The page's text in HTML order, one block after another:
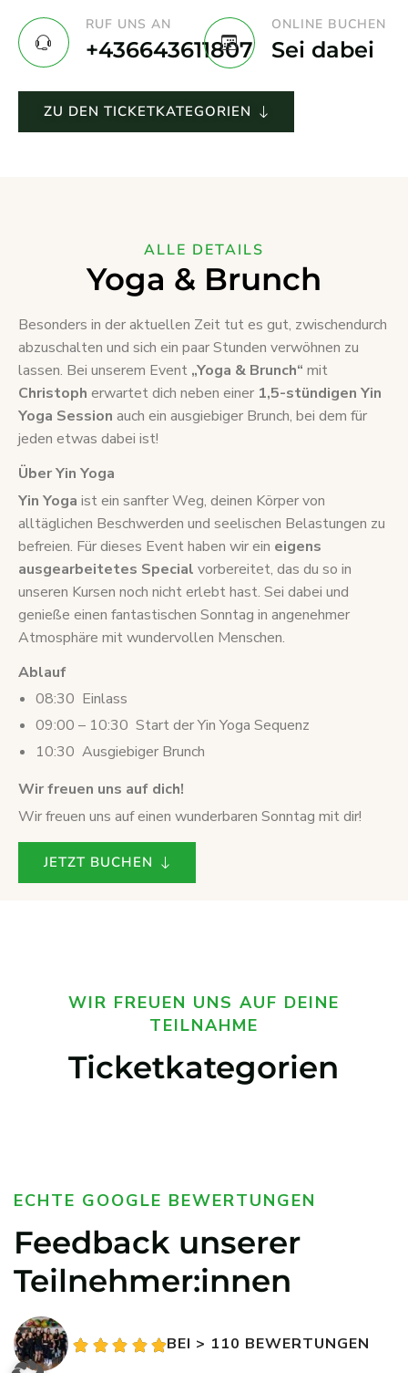
RUF UNS AN
+436643611807
ONLINE BUCHEN
Sei dabei
ZU DEN TICKETKATEGORIEN
ALLE DETAILS
Yoga & Brunch
Besonders in der aktuellen Zeit tut es gut, zwischendurch
abzuschalten und sich ein paar Stunden verwöhnen zu
lassen. Bei unserem Event „Yoga & Brunch“ mit
Christoph erwartet dich neben einer 1,5-stündigen Yin
Yoga Session auch ein ausgiebiger Brunch, bei dem für
jeden etwas dabei ist!
Über Yin Yoga
Yin Yoga ist ein sanfter Weg, deinen Körper von
alltäglichen Beschwerden und seelischen Belastungen zu
befreien. Für dieses Event haben wir ein eigens
ausgearbeitetes Special vorbereitet, das du so in
unseren Kursen noch nicht erlebt hast. Sei dabei und
genieße einen fantastischen Sonntag in angenehmer
Atmosphäre mit wundervollen Menschen.
Ablauf
08:30 Einlass
09:00 – 10:30 Start der Yin Yoga Sequenz
10:30 Ausgiebiger Brunch
Wir freuen uns auf dich!
Wir freuen uns auf einen wunderbaren Sonntag mit dir!
JETZT BUCHEN
WIR FREUEN UNS AUF DEINE
TEILNAHME
Ticketkategorien
ECHTE GOOGLE BEWERTUNGEN
Feedback unserer
Teilnehmer:innen
BEI > 110 BEWERTUNGEN